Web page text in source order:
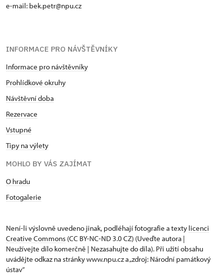
e-mail: bek.petr@npu.cz
INFORMACE PRO NÁVŠTĚVNÍKY
Informace pro návštěvníky
Prohlídkové okruhy
Návštěvní doba
Rezervace
Vstupné
Tipy na výlety
MOHLO BY VÁS ZAJÍMAT
O hradu
Fotogalerie
Není-li výslovně uvedeno jinak, podléhají fotografie a texty licenci
Creative Commons (CC BY-NC-ND 3.0 CZ) (Uveďte autora |
Neužívejte dílo komerčně | Nezasahujte do díla). Při užití obsahu
uvádějte odkaz na stránky www.npu.cz a „zdroj: Národní památkový
ústav“